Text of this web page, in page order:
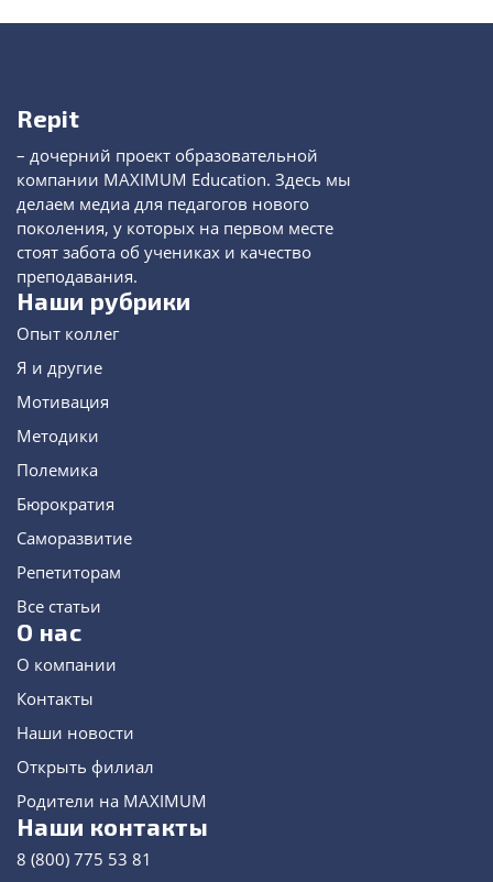
Repit
– дочерний проект образовательной
компании MAXIMUM Education. Здесь мы
делаем медиа для педагогов нового
поколения, у которых на первом месте
стоят забота об учениках и качество
преподавания.
Наши рубрики
Опыт коллег
Я и другие
Мотивация
Методики
Полемика
Бюрократия
Саморазвитие
Репетиторам
Все статьи
О нас
О компании
Контакты
Наши новости
Открыть филиал
Родители на MAXIMUM
Наши контакты
8 (800) 775 53 81